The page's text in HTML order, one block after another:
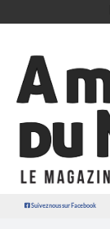
Suivez nous sur Facebook